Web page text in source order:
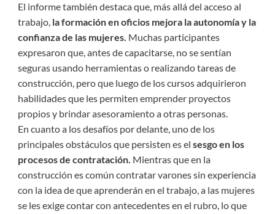
El informe también destaca que, más allá del acceso al
trabajo, la formación en oficios mejora la autonomía y la
confianza de las mujeres. Muchas participantes
expresaron que, antes de capacitarse, no se sentían
seguras usando herramientas o realizando tareas de
construcción, pero que luego de los cursos adquirieron
habilidades que les permiten emprender proyectos
propios y brindar asesoramiento a otras personas.
En cuanto a los desafíos por delante, uno de los
principales obstáculos que persisten es el sesgo en los
procesos de contratación. Mientras que en la
construcción es común contratar varones sin experiencia
con la idea de que aprenderán en el trabajo, a las mujeres
se les exige contar con antecedentes en el rubro, lo que